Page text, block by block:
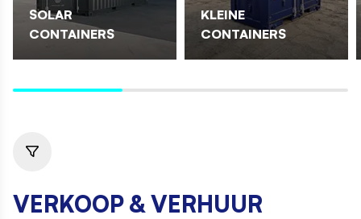
SOLAR
CONTAINERS
KLEINE
CONTAINERS
VERKOOP & VERHUUR